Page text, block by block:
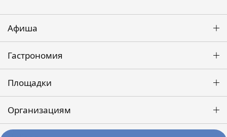
Афиша
Гастрономия
Площадки
Организациям